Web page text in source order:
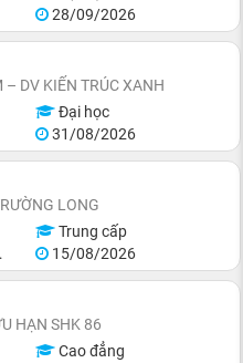
28/09/2026
– DV KIẾN TRÚC XANH
Đại học
31/08/2026
LONG
Trung cấp
15/08/2026
HẠN SHK 86
Cao đẳng